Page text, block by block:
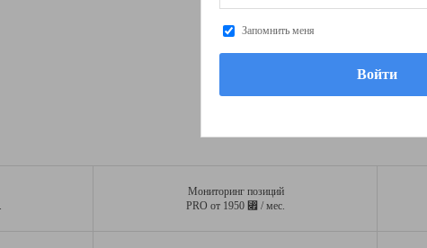
Мониторинг позиций
PRO от 1950 ⃏ / мес.
Запомнить меня